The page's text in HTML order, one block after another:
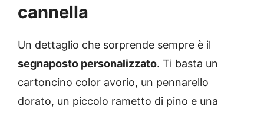
cannella
Un dettaglio che sorprende sempre è il
segnaposto personalizzato. Ti basta un
cartoncino color avorio, un pennarello
dorato, un piccolo rametto di pino e una